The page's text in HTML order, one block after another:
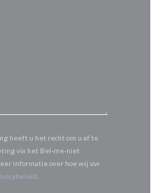
heeft u het recht om u af te
via het Bel-me-niet
informatie over hoe wij uw